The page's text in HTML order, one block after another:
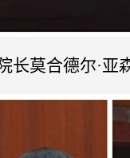
长莫合德尔·亚